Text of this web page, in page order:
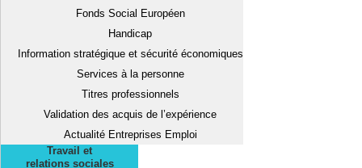
Fonds Social Européen
Handicap
Information stratégique et sécurité économiques
Services à la personne
Titres professionnels
Validation des acquis de l’expérience
Actualité Entreprises Emploi
Travail et
relations sociales